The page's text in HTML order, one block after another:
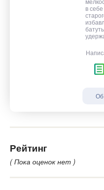
в
Об
Рейтинг
( Пока оценок нет )